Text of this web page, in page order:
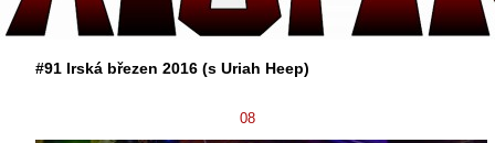
#91 Irská březen 2016 (s Uriah Heep)
08